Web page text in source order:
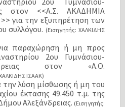
στον <<Α.Σ. ΑΚΑΔΗΜΙΑ
για την εξυπηρέτηση των
συλλόγου. (Εισηγητής: ΧΑΛΚΙΔΗΣ
παραχώρηση ή μη προς
2ου Γυμνάσιου-
στον «Α.Ο.
ΙΣΑΑΚ)
λύση μίσθωσης ή μη του
έκτασης 49.450 τ.μ. της
Αλεξάνδρειας. (Εισηγητής: